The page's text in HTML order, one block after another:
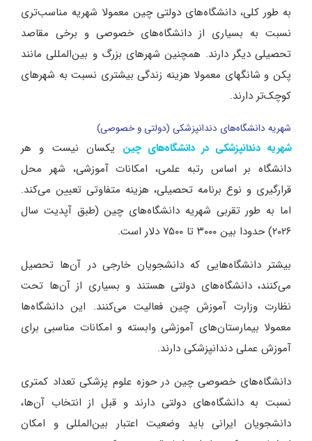
به طور کلی، دانشگاه‌های دولتی چین معمولا شهریه مناسب‌تری
نسبت به بسیاری از دانشگاه‌های خصوصی و برخی مقاصد
تحصیلی دیگر دارند. همچنین شهرهای بزرگ و بین‌المللی مانند
پکن و شانگهای معمولا هزینه زندگی بیشتری نسبت به شهرهای
کوچک‌تر دارند.
شهریه دانشگاه‌های دندانپزشکی (دولتی و خصوصی)
شهریه دندانپزشکی در دانشگاه‌های چین یکسان نیست و هر
دانشگاه بر اساس رتبه علمی، امکانات آموزشی، شهر محل
قرارگیری و نوع برنامه تحصیلی، هزینه متفاوتی تعیین می‌کند.
اما به طور تقربی شهریه دانشگاه‌های چین (طبق آپدیت سال
۲۰۲۶) حدودا بین ۳۰۰۰ تا ۷۵۰۰ دلار است.
بیشتر دانشگاه‌هایی که دانشجویان خارجی در آن‌ها تحصیل
می‌کنند، دانشگاه‌های دولتی هستند و بسیاری از آن‌ها تحت
نظارت وزارت آموزش چین فعالیت می‌کنند. این دانشگاه‌ها
معمولا بیمارستان‌های آموزشی وابسته و امکانات مناسبی برای
آموزش عملی دندانپزشکی دارند.
دانشگاه‌های خصوصی چین در حوزه علوم پزشکی تعداد کمتری
نسبت به دانشگاه‌های دولتی دارند و قبل از انتخاب آن‌ها،
دانشجویان ایرانی باید وضعیت اعتبار بین‌المللی و امکان